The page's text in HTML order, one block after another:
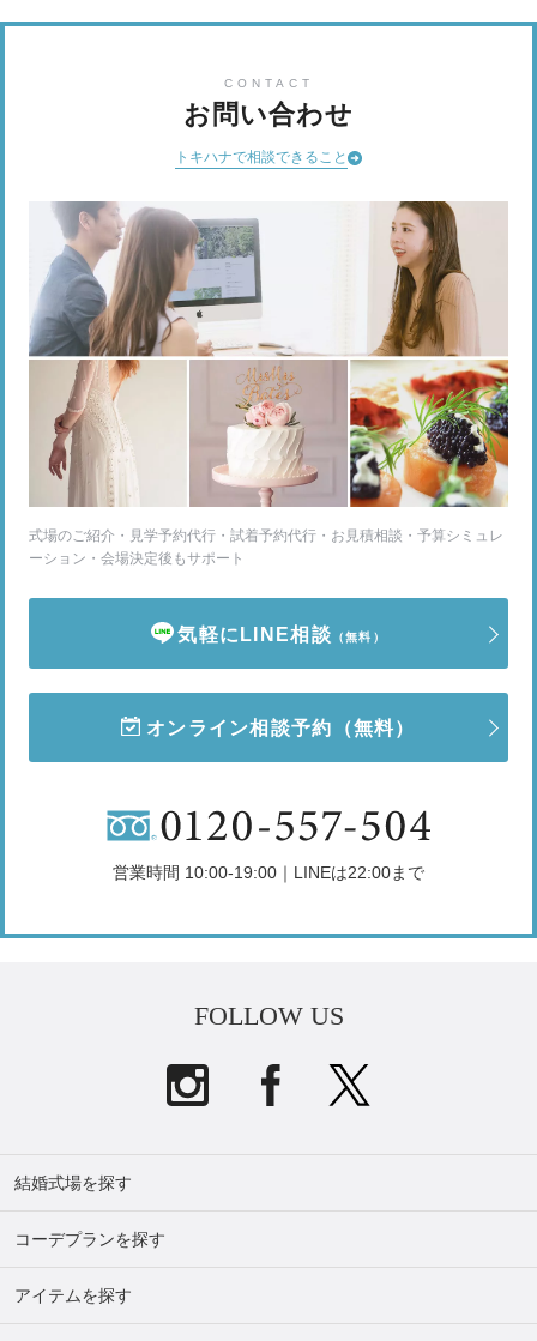
CONTACT
お問い合わせ
トキハナで相談できること
式場のご紹介・見学予約代行・試着予約代行・お見積相談・予算シミュレ
ーション・会場決定後もサポート
気軽にLINE相談 （無料）
オンライン相談予約 （無料）
営業時間 10:00-19:00｜LINEは22:00まで
FOLLOW US
結婚式場を探す
コーデプランを探す
アイテムを探す